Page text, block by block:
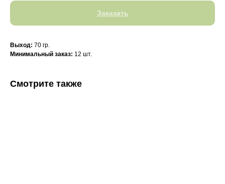
Заказать
Выход: 70 гр.
Минимальный заказ: 12 шт.
Смотрите также